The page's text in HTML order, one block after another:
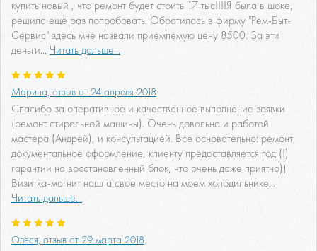
купить новый , что ремонт будет стоить 17 тыс!!!!Я была в шоке,
решила ещё раз попробовать. Обратилась в фирму "Рем-Быт-
Сервис" здесь мне назвали приемлемую цену 8500. За эти
деньги... Читать дальше...
Марина, отзыв от 24 апреля 2018
Спасибо за оперативное и качественное выполнение заявки
(ремонт стиральной машины). Очень довольна и работой
мастера (Андрей), и консультацией. Все основательно: ремонт,
документальное оформление, клиенту предоставляется год (!)
гарантии на восстановленный блок, что очень даже приятно))
Визитка-магнит нашла свое место на моем холодильнике...
Читать дальше...
Олеся, отзыв от 29 марта 2018